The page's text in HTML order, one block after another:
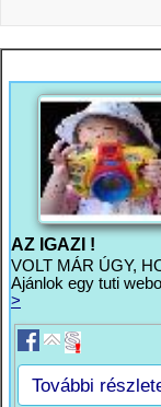
AZ IGAZI !
VOLT MÁR ÚGY,
Ajánlok egy tuti
>
További